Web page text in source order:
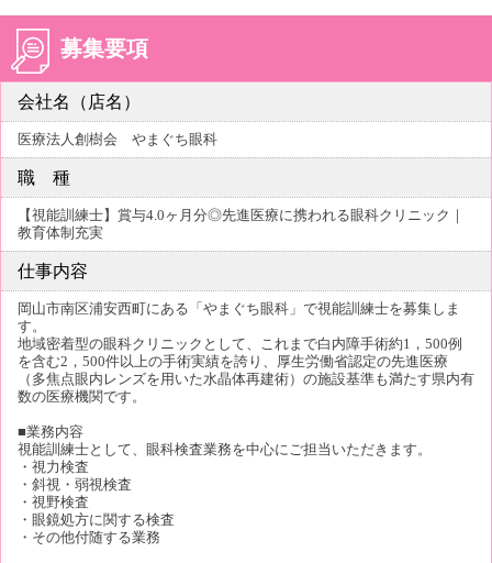
募集要項
会社名（店名）
医療法人創樹会 やまぐち眼科
職 種
【視能訓練士】賞与4.0ヶ月分◎先進医療に携われる眼科クリニック｜
教育体制充実
仕事内容
岡山市南区浦安西町にある「やまぐち眼科」で視能訓練士を募集しま
す。
地域密着型の眼科クリニックとして、これまで白内障手術約1，500例
を含む2，500件以上の手術実績を誇り、厚生労働省認定の先進医療
（多焦点眼内レンズを用いた水晶体再建術）の施設基準も満たす県内有
数の医療機関です。
■業務内容
視能訓練士として、眼科検査業務を中心にご担当いただきます。
・視力検査
・斜視・弱視検査
・視野検査
・眼鏡処方に関する検査
・その他付随する業務